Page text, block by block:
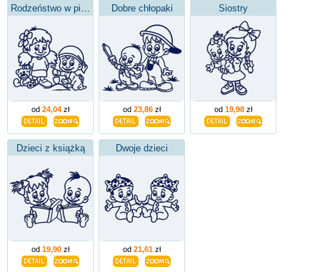
Rodzeństwo w piaskownicy
od 24,04 zł
Dobre chłopaki
od 23,86 zł
Siostry
od 19,98 zł
Dzieci z książką
od 19,90 zł
Dwoje dzieci
od 21,61 zł